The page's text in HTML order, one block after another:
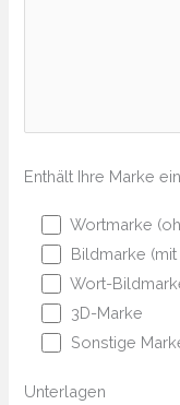
Enthält Ihre Marke
Wortmarke
Bildmarke (mit
Wort-
3D-Marke
Sonstige
Unterlagen